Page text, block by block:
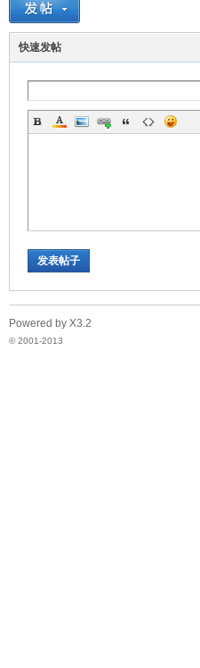
脉快速发帖
发表帖子
Powered by X3.2
© 2001-2013